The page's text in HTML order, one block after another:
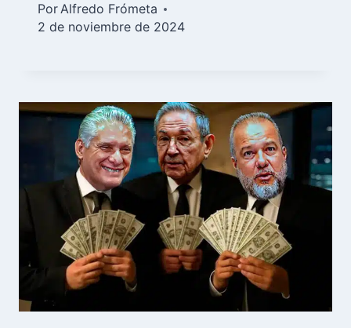
PorAlfredo Frómeta
2 de noviembre de 2024